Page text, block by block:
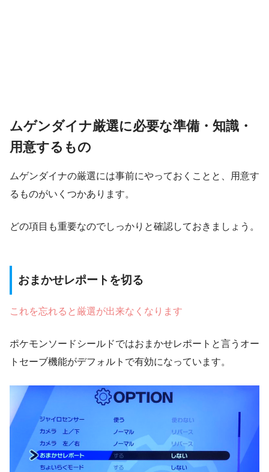
ムゲンダイナ厳選に必要な準備・知識・
用意するもの
ムゲンダイナの厳選には事前にやっておくことと、用意す
るものがいくつかあります。
どの項目も重要なのでしっかりと確認しておきましょう。
おまかせレポートを切る
これを忘れると厳選が出来なくなります
ポケモンソードシールドではおまかせレポートと言うオー
トセーブ機能がデフォルトで有効になっています。